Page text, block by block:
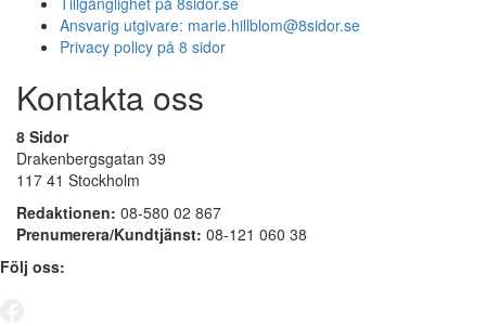
Ansvarig utgivare: marie.hillblom@8sidor.se
Privacy policy på 8 sidor
Kontakta oss
8 Sidor
Drakenbergsgatan 39
117 41 Stockholm
Redaktionen: 08-580 02 867
Prenumerera/Kundtjänst: 08-121 060 38
Följ oss: